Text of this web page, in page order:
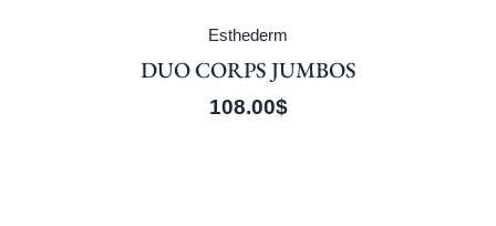
Esthederm
DUO CORPS JUMBOS
108.00$